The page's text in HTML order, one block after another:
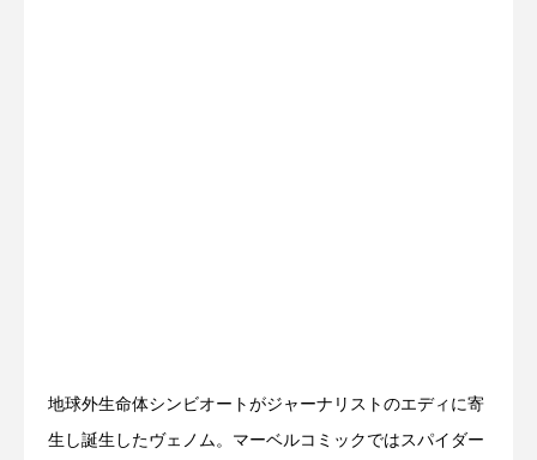
地球外生命体シンビオートがジャーナリストのエディに寄
生し誕生したヴェノム。マーベルコミックではスパイダー